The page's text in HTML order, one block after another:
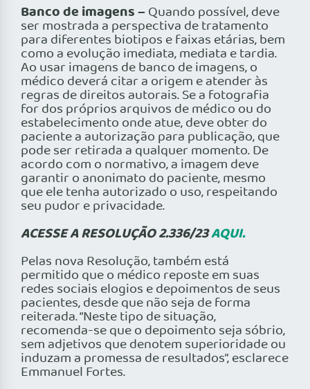
Banco de imagens –Quando possível, deve
ser mostrada a perspectiva de tratamento
para diferentes biotipos e faixas etárias, bem
como a evolução imediata, mediata e tardia.
Ao usar imagens de banco de imagens, o
médico deverá citar a origem e atender às
regras de direitos autorais. Se a fotografia
for dos próprios arquivos de médico ou do
estabelecimento onde atue, deve obter do
paciente a autorização para publicação, que
pode ser retirada a qualquer momento. De
acordo com o normativo, a imagem deve
garantir o anonimato do paciente, mesmo
que ele tenha autorizado o uso, respeitando
seu pudor e privacidade.
ACESSE A RESOLUÇÃO 2.336/23AQUI.
Pelas nova Resolução, também está
permitido que o médico reposte em suas
redes sociais elogios e depoimentos de seus
pacientes, desde que não seja de forma
reiterada. “Neste tipo de situação,
recomenda-se que o depoimento seja sóbrio,
sem adjetivos que denotem superioridade ou
induzam a promessa de resultados”, esclarece
Emmanuel Fortes.